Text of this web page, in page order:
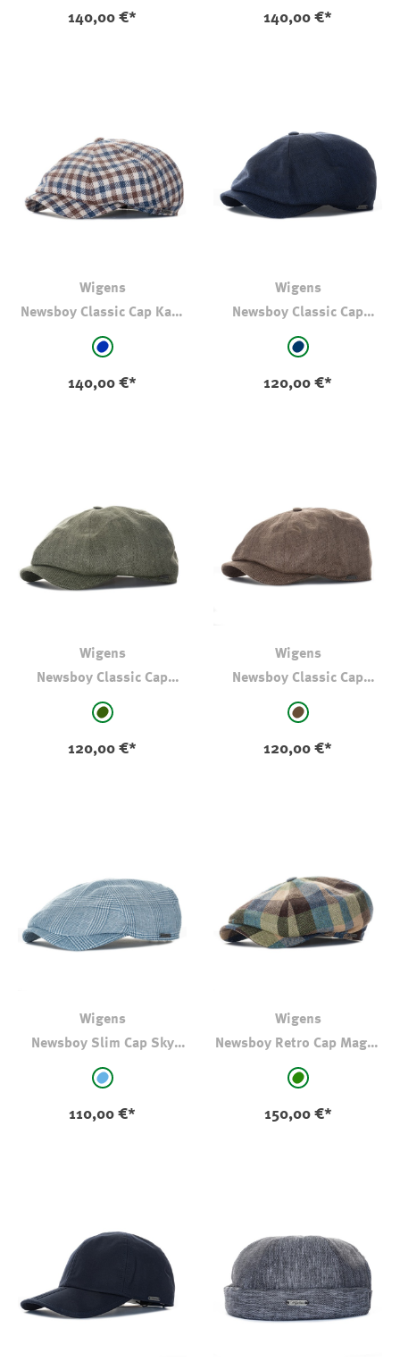
140,00 €* 140,00 €*
Wigens
Newsboy Classic Cap Karo
auswählen
blau - kariert
140,00 €*
Wigens
Newsboy Classic Cap
auswählen
marine
120,00 €*
Wigens
Newsboy Classic Cap
auswählen
hell oliv-kaki
120,00 €*
Wigens
Newsboy Classic Cap
auswählen
braun
120,00 €*
Wigens
Newsboy Slim Cap Sky
auswählen
hellblau - kariert
110,00 €*
Wigens
Newsboy Retro Cap Magee
auswählen
grün - kariert
150,00 €*